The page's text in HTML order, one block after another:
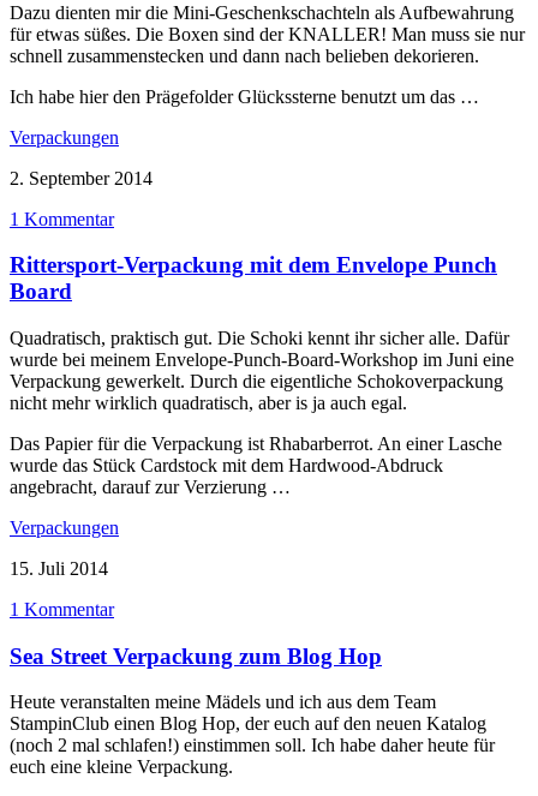
Dazu dienten mir die Mini-Geschenkschachteln als Aufbewahrung
für etwas süßes. Die Boxen sind der KNALLER! Man muss sie nur
schnell zusammenstecken und dann nach belieben dekorieren.
Ich habe hier den Prägefolder Glückssterne benutzt um das …
Verpackungen
2. September 2014
1 Kommentar
Rittersport-Verpackung mit dem Envelope Punch
Board
Quadratisch, praktisch gut. Die Schoki kennt ihr sicher alle. Dafür
wurde bei meinem Envelope-Punch-Board-Workshop im Juni eine
Verpackung gewerkelt. Durch die eigentliche Schokoverpackung
nicht mehr wirklich quadratisch, aber is ja auch egal.
Das Papier für die Verpackung ist Rhabarberrot. An einer Lasche
wurde das Stück Cardstock mit dem Hardwood-Abdruck
angebracht, darauf zur Verzierung …
Verpackungen
15. Juli 2014
1 Kommentar
Sea Street Verpackung zum Blog Hop
Heute veranstalten meine Mädels und ich aus dem Team
StampinClub einen Blog Hop, der euch auf den neuen Katalog
(noch 2 mal schlafen!) einstimmen soll. Ich habe daher heute für
euch eine kleine Verpackung.